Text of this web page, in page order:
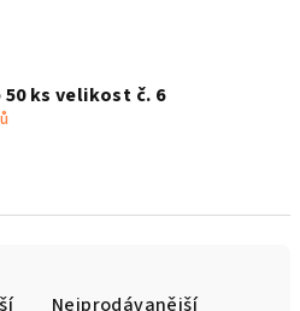
ks velikost č. 6
Nejprodávanější